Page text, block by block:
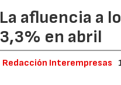
La afluencia a
3,3% en abril
Redacción Interempresas